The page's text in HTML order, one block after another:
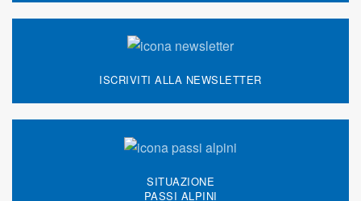
ISCRIVITI ALLA NEWSLETTER
SITUAZIONE
PASSI ALPINI